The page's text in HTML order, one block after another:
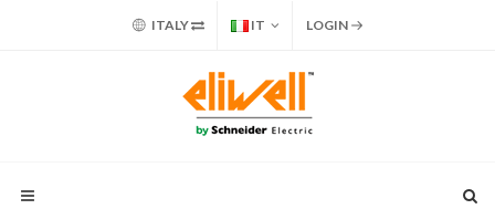
ITALY IT LOGIN